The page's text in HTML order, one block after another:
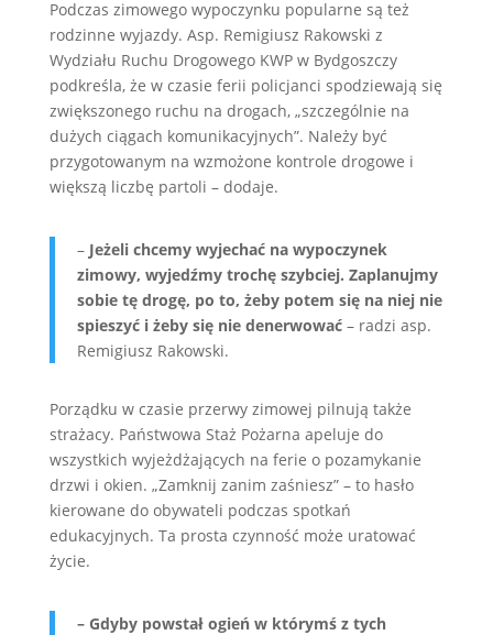
Podczas zimowego wypoczynku popularne są też
rodzinne wyjazdy. Asp. Remigiusz Rakowski z
Wydziału Ruchu Drogowego KWP w Bydgoszczy
podkreśla, że w czasie ferii policjanci spodziewają się
zwiększonego ruchu na drogach, „szczególnie na
dużych ciągach komunikacyjnych”. Należy być
przygotowanym na wzmożone kontrole drogowe i
większą liczbę partoli – dodaje.
– Jeżeli chcemy wyjechać na wypoczynek
zimowy, wyjedźmy trochę szybciej. Zaplanujmy
sobie tę drogę, po to, żeby potem się na niej nie
spieszyć i żeby się nie denerwować – radzi asp.
Remigiusz Rakowski.
Porządku w czasie przerwy zimowej pilnują także
strażacy. Państwowa Staż Pożarna apeluje do
wszystkich wyjeżdżających na ferie o pozamykanie
drzwi i okien. „Zamknij zanim zaśniesz” – to hasło
kierowane do obywateli podczas spotkań
edukacyjnych. Ta prosta czynność może uratować
życie.
– Gdyby powstał ogień w którymś z tych